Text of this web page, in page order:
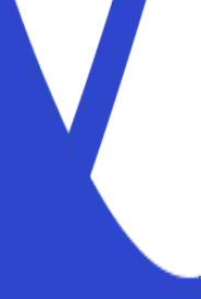
servicio de